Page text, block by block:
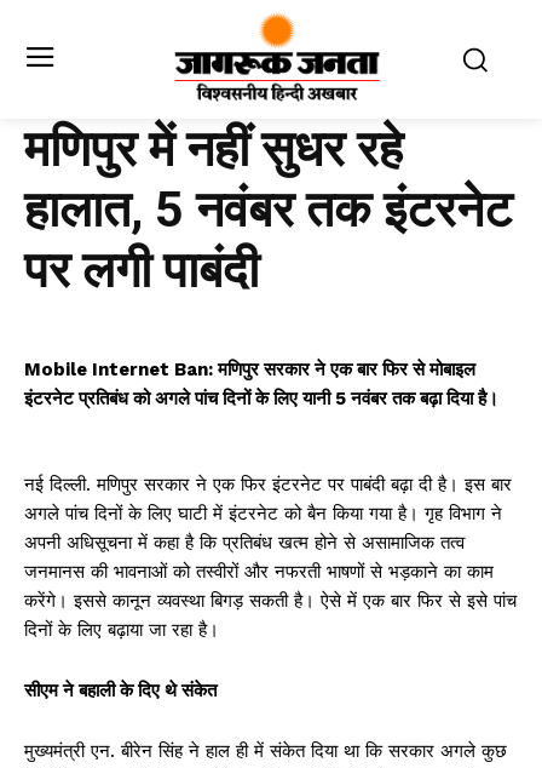
मणिपुर में नहीं सुधर रहे
हालात, 5 नवंबर तक इंटरनेट
पर लगी पाबंदी
Mobile Internet Ban: मणिपुर सरकार ने एक बार फिर से मोबाइल
इंटरनेट प्रतिबंध को अगले पांच दिनों के लिए यानी 5 नवंबर तक बढ़ा दिया है।
नई दिल्ली. मणिपुर सरकार ने एक फिर इंटरनेट पर पाबंदी बढ़ा दी है। इस बार
अगले पांच दिनों के लिए घाटी में इंटरनेट को बैन किया गया है। गृह विभाग ने
अपनी अधिसूचना में कहा है कि प्रतिबंध खत्म होने से असामाजिक तत्व
जनमानस की भावनाओं को तस्वीरों और नफरती भाषणों से भड़काने का काम
करेंगे। इससे कानून व्यवस्था बिगड़ सकती है। ऐसे में एक बार फिर से इसे पांच
दिनों के लिए बढ़ाया जा रहा है।
सीएम ने बहाली के दिए थे संकेत
मुख्यमंत्री एन. बीरेन सिंह ने हाल ही में संकेत दिया था कि सरकार अगले कुछ